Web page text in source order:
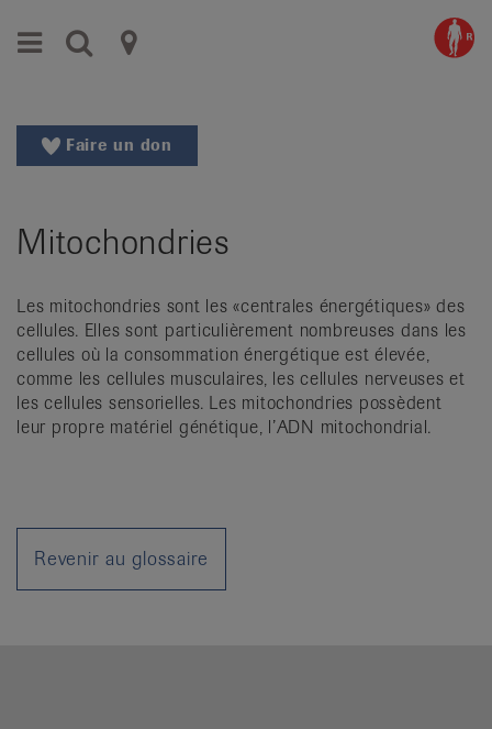
vers
au
Aller
Changer
de
Changer
de
langue:
de
Faire un don
Mitochondries
Les mitochondries sont les «centrales énergétiques» des
cellules. Elles sont particulièrement nombreuses dans les
cellules où la consommation énergétique est élevée,
comme les cellules musculaires, les cellules nerveuses et
les cellules sensorielles. Les mitochondries possèdent
leur propre matériel génétique, l’ADN mitochondrial.
Revenir au glossaire
Menu Recherche
Ligues
contre
le
|
nationales
de
patients